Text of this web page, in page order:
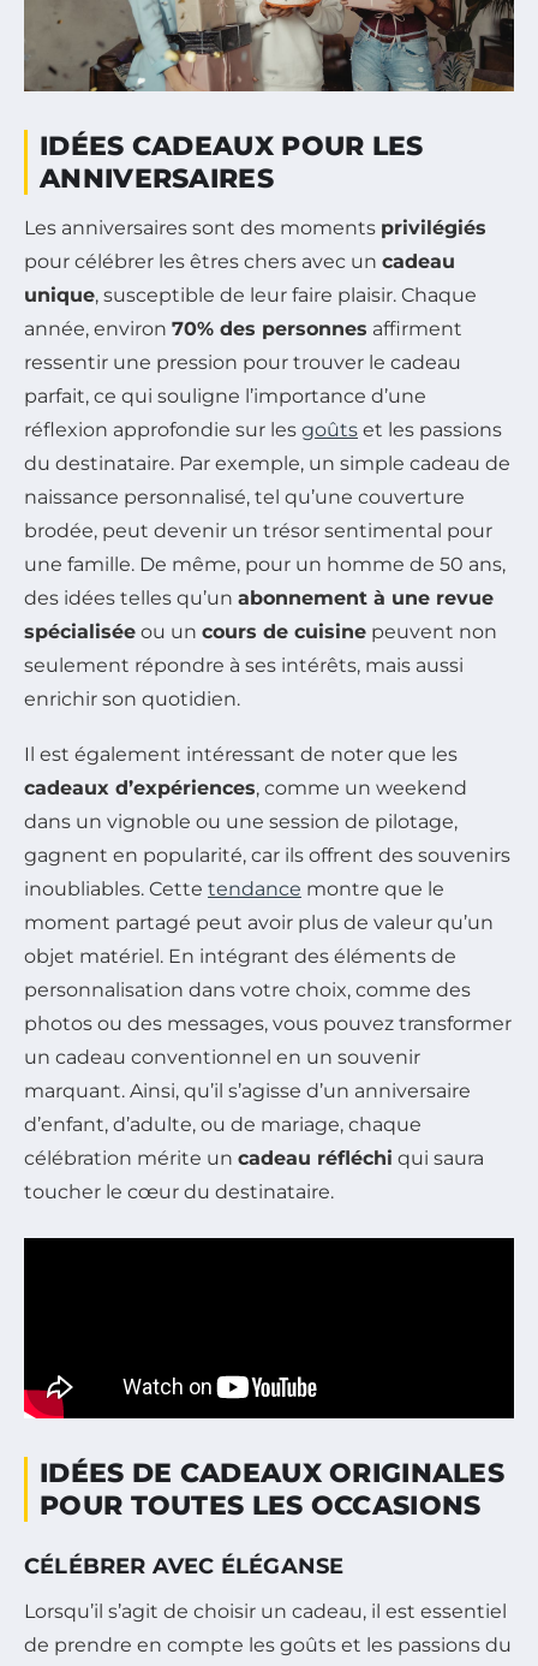
IDÉES CADEAUX POUR LES
ANNIVERSAIRES
Les anniversaires sont des moments privilégiés
pour célébrer les êtres chers avec un cadeau
unique, susceptible de leur faire plaisir. Chaque
année, environ 70% des personnes affirment
ressentir une pression pour trouver le cadeau
parfait, ce qui souligne l’importance d’une
réflexion approfondie sur les goûts et les passions
du destinataire. Par exemple, un simple cadeau de
naissance personnalisé, tel qu’une couverture
brodée, peut devenir un trésor sentimental pour
une famille. De même, pour un homme de 50 ans,
des idées telles qu’un abonnement à une revue
spécialisée ou un cours de cuisine peuvent non
seulement répondre à ses intérêts, mais aussi
enrichir son quotidien.
Il est également intéressant de noter que les
cadeaux d’expériences, comme un weekend
dans un vignoble ou une session de pilotage,
gagnent en popularité, car ils offrent des souvenirs
inoubliables. Cette tendance montre que le
moment partagé peut avoir plus de valeur qu’un
objet matériel. En intégrant des éléments de
personnalisation dans votre choix, comme des
photos ou des messages, vous pouvez transformer
un cadeau conventionnel en un souvenir
marquant. Ainsi, qu’il s’agisse d’un anniversaire
d’enfant, d’adulte, ou de mariage, chaque
célébration mérite un cadeau réfléchi qui saura
toucher le cœur du destinataire.
IDÉES DE CADEAUX ORIGINALES
POUR TOUTES LES OCCASIONS
CÉLÉBRER AVEC ÉLÉGANSE
Lorsqu’il s’agit de choisir un cadeau, il est essentiel
de prendre en compte les goûts et les passions du